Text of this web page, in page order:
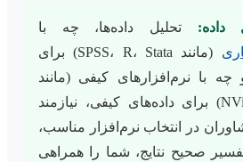
داده: تحلیل داده‌ها، چه با
(مانند SPSS، R، Stata) برای
با نرم‌افزارهای کیفی (مانند
NVivo، MAXQDA) برای داده‌های کیفی، نیازمند
در انتخاب نرم‌افزار مناسب،
صحیح نتایج، شما را همراهی